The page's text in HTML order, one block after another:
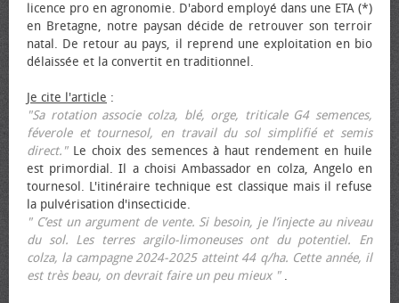
licence pro en agronomie. D'abord employé dans une ETA (*)
en Bretagne, notre paysan décide de retrouver son terroir
natal. De retour au pays, il reprend une exploitation en bio
délaissée et la convertit en traditionnel.
Je cite l'article :
"Sa rotation associe colza, blé, orge, triticale G4 semences,
féverole et tournesol, en travail du sol simplifié et semis
direct."Le choix des semences à haut rendement en huile
est primordial. Il a choisi Ambassador en colza, Angelo en
tournesol. L'itinéraire technique est classique mais il refuse
la pulvérisation d'insecticide.
" C’est un argument de vente. Si besoin, je l’injecte au niveau
du sol. Les terres argilo-limoneuses ont du potentiel. En
colza, la campagne 2024-2025 atteint 44 q/ha. Cette année, il
est très beau, on devrait faire un peu mieux ".